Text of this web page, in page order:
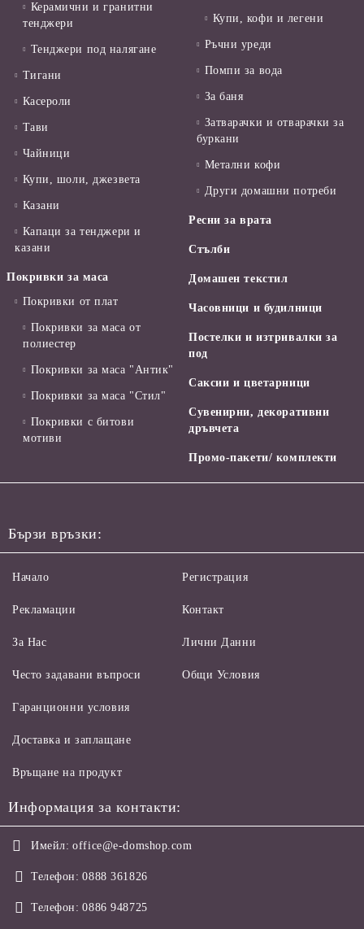
Керамични и гранитни
тенджери
Тенджери под налягане
Тигани
Касероли
Тави
Чайници
Купи, шоли, джезвета
Казани
Капаци за тенджери и
казани
Покривки за маса
Покривки от плат
Покривки за маса от
полиестер
Покривки за маса "Антик"
Покривки за маса "Стил"
Покривки с битови
мотиви
Купи, кофи и легени
Ръчни уреди
Помпи за вода
За баня
Затварачки и отварачки за
буркани
Метални кофи
Други домашни потреби
Ресни за врата
Стълби
Домашен текстил
Часовници и будилници
Постелки и изтривалки за
под
Саксии и цветарници
Сувенирни, декоративни
дръвчета
Промо-пакети/ комплекти
Бързи връзки:
Начало
Рекламации
За Нас
Често задавани въпроси
Регистрация
Контакт
Лични Данни
Общи Условия
Гаранционни условия
Доставка и заплащане
Връщане на продукт
Информация за контакти:
Имейл: office@e-domshop.com
Телефон: 0888 361826
Телефон: 0886 948725